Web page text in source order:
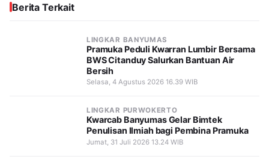
Berita Terkait
LINGKAR BANYUMAS
Pramuka Peduli Kwarran Lumbir Bersama
BWS Citanduy Salurkan Bantuan Air
Bersih
Selasa, 4 Agustus 2026 16.39 WIB
LINGKAR PURWOKERTO
Kwarcab Banyumas Gelar Bimtek
Penulisan Ilmiah bagi Pembina Pramuka
Jumat, 31 Juli 2026 13.24 WIB